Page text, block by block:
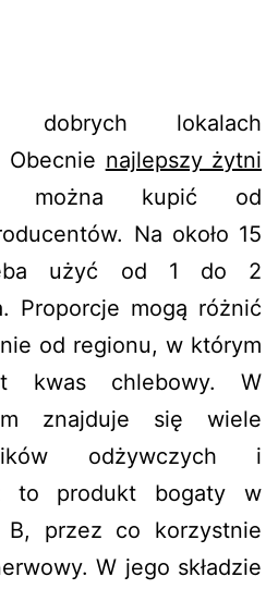
dobrych lokalach
Obecnie najlepszy żytni
można kupić od
Na około 15
użyć od 1 do 2
Proporcje mogą różnić
od regionu, w którym
kwas chlebowy. W
znajduje się wiele
odżywczych i
to produkt bogaty w
przez co korzystnie
W jego składzie